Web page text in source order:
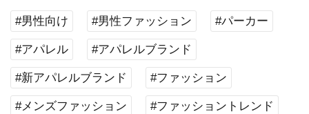
#男性向け #男性ファッション #パーカー
#アパレル #アパレルブランド
#新アパレルブランド #ファッション
#メンズファッション #ファッショントレンド